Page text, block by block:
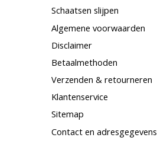
Schaatsen slijpen
Algemene voorwaarden
Disclaimer
Betaalmethoden
Verzenden & retourneren
Klantenservice
Sitemap
Contact en adresgegevens